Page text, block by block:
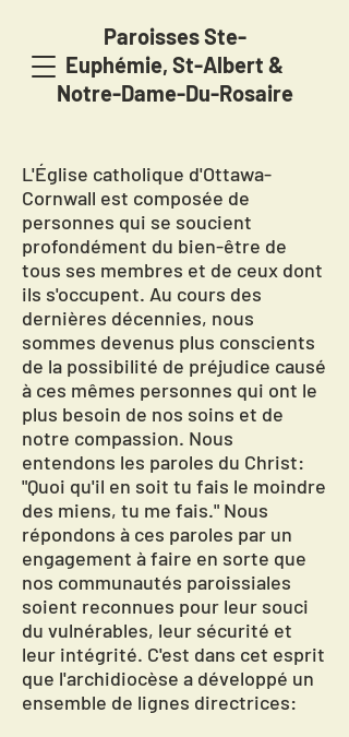
Paroisses Ste-
Euphémie, St-Albert &
Notre-Dame-Du-Rosaire
L'Église catholique d'Ottawa-
Cornwall est composée de
personnes qui se soucient
profondément du bien-être de
tous ses membres et de ceux dont
ils s'occupent. Au cours des
dernières décennies, nous
sommes devenus plus conscients
de la possibilité de préjudice causé
à ces mêmes personnes qui ont le
plus besoin de nos soins et de
notre compassion. Nous
entendons les paroles du Christ:
"Quoi qu'il en soit tu fais le moindre
des miens, tu me fais." Nous
répondons à ces paroles par un
engagement à faire en sorte que
nos communautés paroissiales
soient reconnues pour leur souci
du vulnérables, leur sécurité et
leur intégrité. C'est dans cet esprit
que l'archidiocèse a développé un
ensemble de lignes directrices: